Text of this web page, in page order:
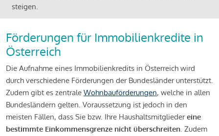
steigen.
Förderungen für Immobilienkredite in
Österreich
Die Aufnahme eines Immobilienkredits in Österreich wird
durch verschiedene Förderungen der Bundesländer unterstützt.
Zudem gibt es zentrale Wohnbauförderungen, welche in allen
Bundesländern gelten. Voraussetzung ist jedoch in den
meisten Fällen, dass Sie bzw. Ihre Haushaltsmitgliedereine
bestimmte Einkommensgrenze nicht überschreiten. Zudem